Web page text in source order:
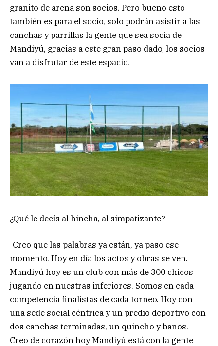
granito de arena son socios. Pero bueno esto
también es para el socio, solo podrán asistir a las
canchas y parrillas la gente que sea socia de
Mandiyú, gracias a este gran paso dado, los socios
van a disfrutar de este espacio.
¿Qué le decís al hincha, al simpatizante?
-Creo que las palabras ya están, ya paso ese
momento. Hoy en día los actos y obras se ven.
Mandiyú hoy es un club con más de 300 chicos
jugando en nuestras inferiores. Somos en cada
competencia finalistas de cada torneo. Hoy con
una sede social céntrica y un predio deportivo con
dos canchas terminadas, un quincho y baños.
Creo de corazón hoy Mandiyú está con la gente